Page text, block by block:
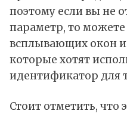
поэтому если вы не
параметр, то
всплывающих окон
которые хотят
идентификатор для
Стоит отметить, что